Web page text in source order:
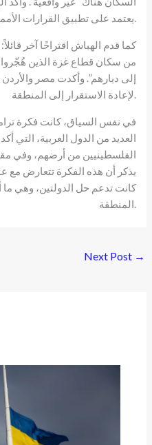
يعتمد على تطبيق القرارات الأممية المتعلقة بالقضية الفلسطينية.
من سكان قطاع غزة الذين هُجّروا
إلى ديارهم”. وأكدت مصر
لإعادة الاستقرار إلى المنطقة.
في نفس السياق، كانت فكرة
العديد من الدول العربية، التي
الفلسطينيين من أرضهم، وفي
يذكر أن هذه الفكرة تتعارض مع
كانت تدعم حل الدولتين، وهي ما
المنطقة.
Next Post →